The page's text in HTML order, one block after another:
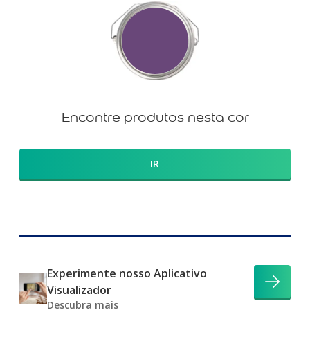
Encontre produtos nesta cor
IR
Experimente nosso Aplicativo
Visualizador
Descubra mais